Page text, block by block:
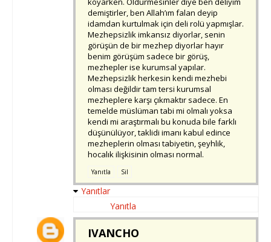
demiştirler, ben Allah’ım falan deyip
idamdan kurtulmak için deli rolü yapmışlar.
Mezhepsizlik imkansız diyorlar, senin
görüşün de bir mezhep diyorlar hayır
benim görüşüm sadece bir görüş,
mezhepler ise kurumsal yapılar.
Mezhepsizlik herkesin kendi mezhebi
olması değildir tam tersi kurumsal
mezheplere karşı çıkmaktır sadece. En
temelde müslüman tabi mi olmalı yoksa
kendi mi araştırmalı bu konuda bile farklı
düşünülüyor, taklidi imanı kabul edince
mezheplerin olması tabiyetin, şeyhlik,
hocalık ilişkisinin olması normal.
Yanıtla Sil
Yanıtlar
Yanıtla
IVANCHO